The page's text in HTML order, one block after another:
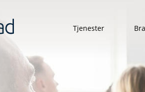
Tjenester
Show